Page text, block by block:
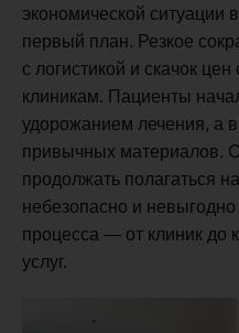
экономической ситуации
первый план. Резкое
с логистикой и скачок
клиникам. Пациенты
удорожанием лечения, а
привычных материалов.
продолжать полагаться
небезопасно и невыгодно
процесса — от клиник до
услуг.